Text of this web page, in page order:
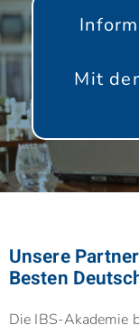
Mit
GLEICH ANMELDEN!
Unsere
Besten
Die IBS-Akademie